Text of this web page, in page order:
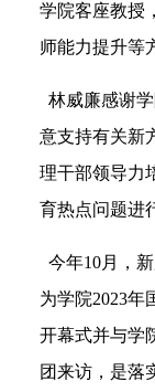
学院客座教授
师能力提升等
林威廉感谢
意支持有关新
理干部领导力
育热点问题进
今年10月，
为学院2023年
开幕式并与学
团来访，是落